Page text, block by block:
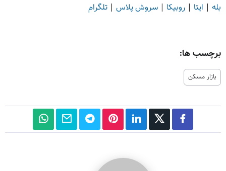
بله | ایتا | روبیکا | سروش پلاس | تلگرام
برچسب ها:
بازار مسکن